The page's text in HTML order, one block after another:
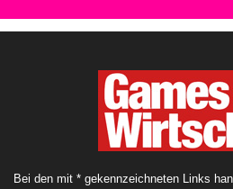
Bei den mit * gekennzeichneten Links